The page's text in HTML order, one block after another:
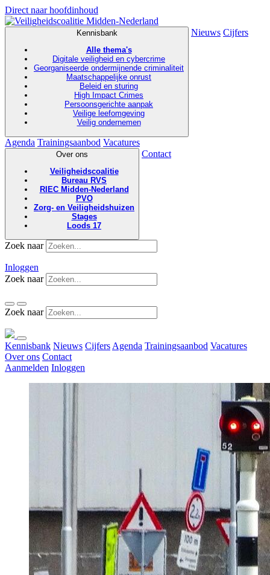
Direct naar hoofdinhoud
Kennisbank
Alle thema's
Digitale veiligheid en cybercrime
Georganiseerde ondermijnende criminaliteit
Maatschappelijke onrust
Beleid en sturing
High Impact Crimes
Persoonsgerichte aanpak
Veilige leefomgeving
Veilig ondernemen
Nieuws Cijfers
Agenda Trainingsaanbod Vacatures
Over ons
Veiligheidscoalitie
Bureau RVS
RIEC Midden-Nederland
PVO
Zorg- en Veiligheidshuizen
Stages
Loods 17
Contact
Zoek naar
Inloggen
Zoek naar
Zoek naar
Kennisbank Nieuws Cijfers Agenda Trainingsaanbod Vacatures
Over ons Contact
Aanmelden Inloggen